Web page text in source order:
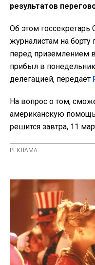
результатов
Об этом
журналистам на борту
перед приземлением
прибыл в
делегацией, передает
На вопрос о том,
американскую
решится завтра, 11